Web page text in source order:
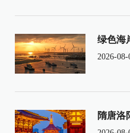
绿色海
2026-
隋唐洛